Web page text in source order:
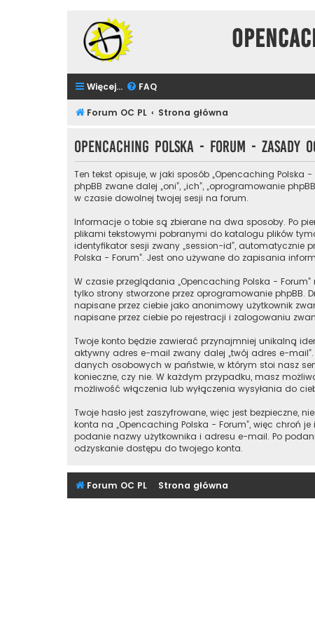
Więcej… FAQ
Forum OC PL Strona główna
Opencaching Polska - Forum - Zasady
Ten tekst opisuje, w jaki sposób „Opencaching Polska -
phpBB zwane dalej „oni”, „ich”, „oprogramowanie
w czasie dowolnej twojej sesji na forum.
Informacje o tobie są zbierane na dwa sposoby. Po
plikami tekstowymi pobranymi do katalogu plików
identyfikator sesji zwany „session-id”, automatycznie
Polska - Forum”. Jest ono używane do zapisania
W czasie przeglądania „Opencaching Polska -
tylko strony stworzone przez oprogramowanie
napisane przez ciebie jako anonimowy użytkownik
napisane przez ciebie po rejestracji i zalogowaniu
Twoje konto będzie zawierać przynajmniej unikalną
aktywny adres e-mail zwany dalej „twój adres e-
danych osobowych w państwie, w którym stoi nasz
konieczne, czy nie. W każdym przypadku, masz
możliwość włączenia lub wyłączenia wysyłania do
Twoje hasło jest zaszyfrowane, więc jest bezpieczne,
konta na „Opencaching Polska - Forum”, więc chroń
podanie nazwy użytkownika i adresu e-mail. Po
odzyskanie dostępu do twojego konta.
Forum OC PL Strona główna